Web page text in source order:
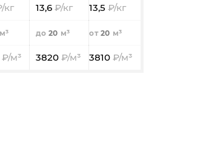
13,6 13,5
20 20
3820 3810